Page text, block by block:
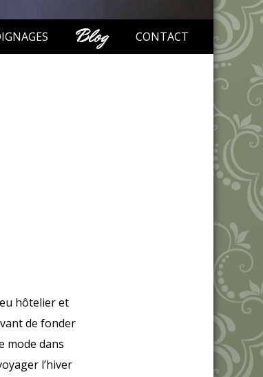
Blog CONTACT
hôtelier et
de fonder
mode dans
l’hiver